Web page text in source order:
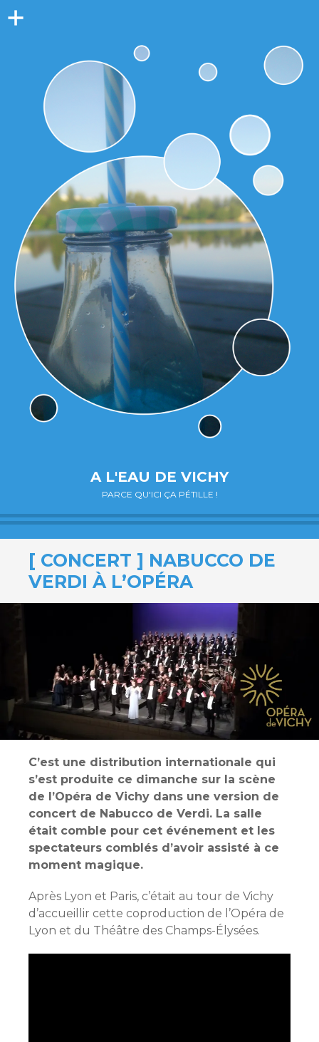
A L'EAU DE VICHY
PARCE QU'ICI ÇA PÉTILLE !
[ CONCERT ] NABUCCO DE
VERDI À L’OPÉRA
C’est une distribution internationale qui
s’est produite ce dimanche sur la scène
de l’Opéra de Vichy dans une version de
concert de Nabucco de Verdi. La salle
était comble pour cet événement et les
spectateurs comblés d’avoir assisté à ce
moment magique.
Après Lyon et Paris, c’était au tour de Vichy
d’accueillir cette coproduction de l’Opéra de
Lyon et du Théâtre des Champs-Élysées.